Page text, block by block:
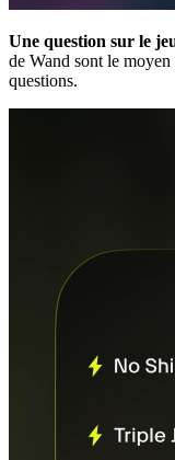
Une question sur le
de Wand sont le moyen
questions.